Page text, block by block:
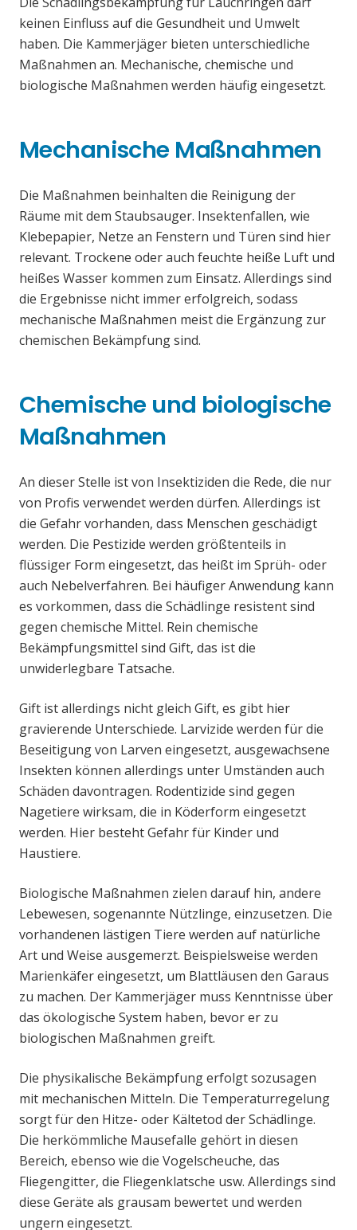
keinen Einfluss auf die Gesundheit und Umwelt
haben. Die Kammerjäger bieten unterschiedliche
Maßnahmen an. Mechanische, chemische und
biologische Maßnahmen werden häufig eingesetzt.
Mechanische Maßnahmen
Die Maßnahmen beinhalten die Reinigung der
Räume mit dem Staubsauger. Insektenfallen, wie
Klebepapier, Netze an Fenstern und Türen sind hier
relevant. Trockene oder auch feuchte heiße Luft und
heißes Wasser kommen zum Einsatz. Allerdings sind
die Ergebnisse nicht immer erfolgreich, sodass
mechanische Maßnahmen meist die Ergänzung zur
chemischen Bekämpfung sind.
Chemische und biologische
Maßnahmen
An dieser Stelle ist von Insektiziden die Rede, die nur
von Profis verwendet werden dürfen. Allerdings ist
die Gefahr vorhanden, dass Menschen geschädigt
werden. Die Pestizide werden größtenteils in
flüssiger Form eingesetzt, das heißt im Sprüh- oder
auch Nebelverfahren. Bei häufiger Anwendung kann
es vorkommen, dass die Schädlinge resistent sind
gegen chemische Mittel. Rein chemische
Bekämpfungsmittel sind Gift, das ist die
unwiderlegbare Tatsache.
Gift ist allerdings nicht gleich Gift, es gibt hier
gravierende Unterschiede. Larvizide werden für die
Beseitigung von Larven eingesetzt, ausgewachsene
Insekten können allerdings unter Umständen auch
Schäden davontragen. Rodentizide sind gegen
Nagetiere wirksam, die in Köderform eingesetzt
werden. Hier besteht Gefahr für Kinder und
Haustiere.
Biologische Maßnahmen zielen darauf hin, andere
Lebewesen, sogenannte Nützlinge, einzusetzen. Die
vorhandenen lästigen Tiere werden auf natürliche
Art und Weise ausgemerzt. Beispielsweise werden
Marienkäfer eingesetzt, um Blattläusen den Garaus
zu machen. Der Kammerjäger muss Kenntnisse über
das ökologische System haben, bevor er zu
biologischen Maßnahmen greift.
Die physikalische Bekämpfung erfolgt sozusagen
mit mechanischen Mitteln. Die Temperaturregelung
sorgt für den Hitze- oder Kältetod der Schädlinge.
Die herkömmliche Mausefalle gehört in diesen
Bereich, ebenso wie die Vogelscheuche, das
Fliegengitter, die Fliegenklatsche usw. Allerdings sind
diese Geräte als grausam bewertet und werden
ungern eingesetzt.